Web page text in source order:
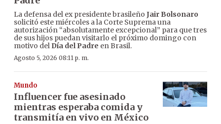
La defensa del ex presidente brasileño Jair Bolsonaro
solicitó este miércoles a la Corte Suprema una
autorización “absolutamente excepcional” para que tres
de sus hijos puedan visitarlo el próximo domingo con
motivo del Día del Padre en Brasil.
Agosto 5, 2026 08:11 p. m.
Mundo
Influencer fue asesinado
mientras esperaba comida y
transmitía en vivo en México